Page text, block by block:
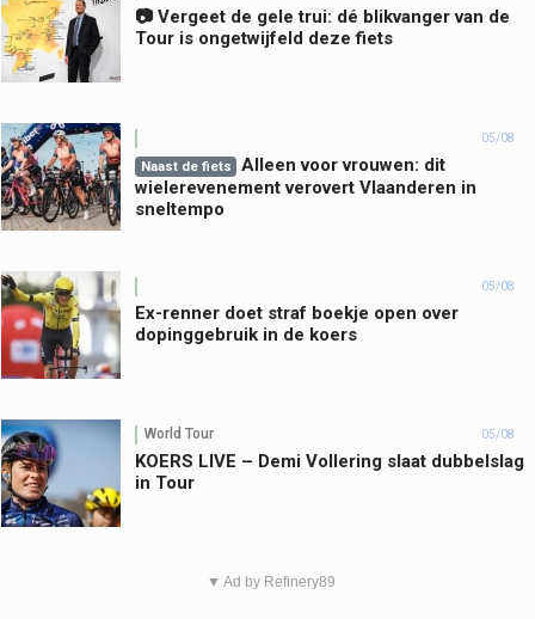
📷 Vergeet de gele trui: dé blikvanger van de
Tour is ongetwijfeld deze fiets
05/08
Naast de fiets
Alleen voor vrouwen: dit
wielerevenement verovert Vlaanderen in
sneltempo
05/08
Ex-renner doet straf boekje open over
dopinggebruik in de koers
World Tour 05/08
KOERS LIVE – Demi Vollering slaat dubbelslag
in Tour
▼ Ad by Refinery89